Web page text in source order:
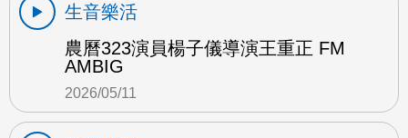
生音樂活
農曆323演員楊子儀導演王重正 FM
AMBIG
2026/05/11